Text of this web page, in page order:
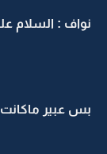
نواف : السلام
بس عبير ماكانت